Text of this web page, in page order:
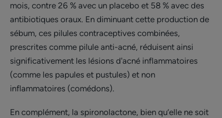
mois, contre 26 % avec un placebo et 58 % avec des
antibiotiques oraux. En diminuant cette production de
sébum, ces pilules contraceptives combinées,
prescrites comme pilule anti-acné, réduisent ainsi
significativement les lésions d'acné inflammatoires
(comme les papules et pustules) et non
inflammatoires (comédons).
En complément, la spironolactone, bien qu’elle ne soit